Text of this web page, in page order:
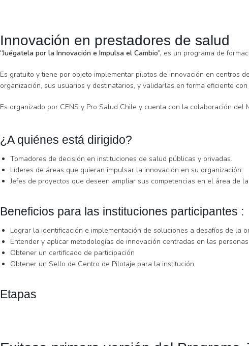
Innovación en prestadores de salud
“Juégatela por la Innovación e Impulsa el Cambio”, es un programa de
Es gratuito y tiene por objeto implementar pilotos de innovación en centros
organización, sus usuarios y destinatarios, y validarlas en forma eficiente
Es organizado por CENS y Pro Salud Chile y cuenta con la colaboración del
¿A quiénes está dirigido?
Tomadores de decisión en instituciones de salud públicas y privadas.
Líderes de áreas que quieran impulsar la innovación en su organización.
Jefes de proyectos que deseen ampliar sus competencias en el área de
Beneficios para las instituciones participantes :
Lograr la identificación e implementación de soluciones a desafíos de la
Entender y aplicar metodologías de innovación centradas en las personas
Obtener un certificado de participación
Obtener un Sello de Centro de Pilotaje para la institución.
Etapas